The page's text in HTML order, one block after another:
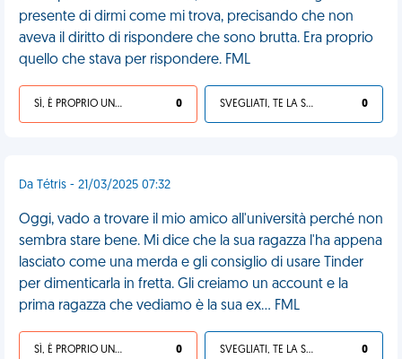
presente di dirmi come mi trova, precisando che non
aveva il diritto di rispondere che sono brutta. Era proprio
quello che stava per rispondere. FML
SÌ, È PROPRIO UNA VDM! 0 SVEGLIATI, TE LA SEI CERCATA! 0
Da Tétris - 21/03/2025 07:32
Oggi, vado a trovare il mio amico all'università perché non
sembra stare bene. Mi dice che la sua ragazza l'ha appena
lasciato come una merda e gli consiglio di usare Tinder
per dimenticarla in fretta. Gli creiamo un account e la
prima ragazza che vediamo è la sua ex... FML
SÌ, È PROPRIO UNA VDM! 0 SVEGLIATI, TE LA SEI CERCATA! 0